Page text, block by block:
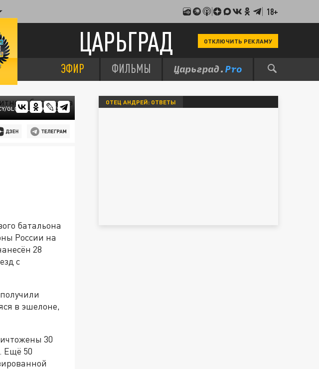
18+
ЦАРЬГРАД ОТКЛЮЧИТЬ РЕКЛАМУ
ЭФИР ФИЛЬМЫ
GLOBALLOOKPRESS
батальона
России на
28
с
в эшелоне,
30
Ещё 50
ОТЕЦ АНДРЕЙ: ОТВЕТЫ